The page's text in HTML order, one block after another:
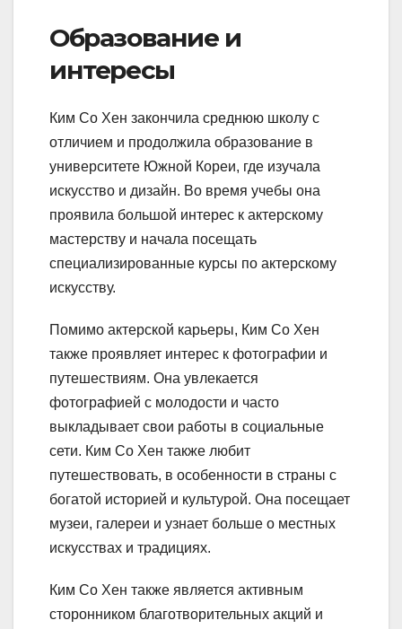
Образование и
интересы
Ким Со Хен закончила среднюю школу с
отличием и продолжила образование в
университете Южной Кореи, где изучала
искусство и дизайн. Во время учебы она
проявила большой интерес к актерскому
мастерству и начала посещать
специализированные курсы по актерскому
искусству.
Помимо актерской карьеры, Ким Со Хен
также проявляет интерес к фотографии и
путешествиям. Она увлекается
фотографией с молодости и часто
выкладывает свои работы в социальные
сети. Ким Со Хен также любит
путешествовать, в особенности в страны с
богатой историей и культурой. Она посещает
музеи, галереи и узнает больше о местных
искусствах и традициях.
Ким Со Хен также является активным
сторонником благотворительных акций и